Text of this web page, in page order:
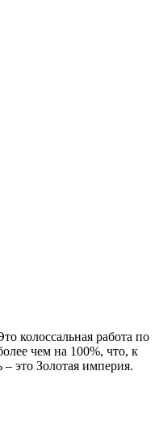
колоссальная работа по
чем на 100%, что, к
это Золотая империя.